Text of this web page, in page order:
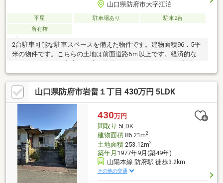
山口県防府市大字江泊
平屋 駐車場あり
駐車2台
所有権
2台駐車可能な駐車スペースを備えた物件です。建物面積96．5平
米の物件です。こちらの土地は前面道路6ｍ以上です。経済的なメ
住まい探しをサポート
山口県防府市岩畠１丁目 430万円 5LDK
430万円
間取り 5LDK
建物面積86.21m2
土地面積253.12m2
築年月 1977年9月(築49年)
山陽本線 防府駅 徒歩3.2km
その他の交通